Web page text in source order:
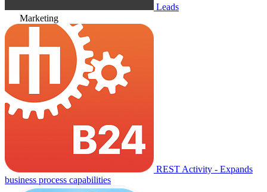
Leads
Marketing
REST Activity - Expands
business process capabilities